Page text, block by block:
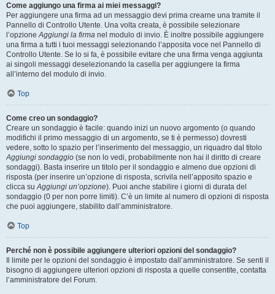
Come aggiungo una firma ai miei messaggi?
Per aggiungere una firma ad un messaggio devi prima crearne una tramite il
Pannello di Controllo Utente. Una volta creata, è possibile selezionare
l’opzione Aggiungi la firma nel modulo di invio. È inoltre possibile aggiungere
una firma a tutti i tuoi messaggi selezionando l’apposita voce nel Pannello di
Controllo Utente. Se lo si fa, è possibile evitare che una firma venga aggiunta
ai singoli messaggi deselezionando la casella per aggiungere la firma
all’interno del modulo di invio.
Top
Come creo un sondaggio?
Creare un sondaggio è facile: quando inizi un nuovo argomento (o quando
modifichi il primo messaggio di un argomento, se ti è permesso) dovresti
vedere, sotto lo spazio per l’inserimento del messaggio, un riquadro dal titolo
Aggiungi sondaggio (se non lo vedi, probabilmente non hai il diritto di creare
sondaggi). Basta inserire un titolo per il sondaggio e almeno due opzioni di
risposta (per inserire un’opzione di risposta, scrivila nell’apposito spazio e
clicca su Aggiungi un’opzione). Puoi anche stabilire i giorni di durata del
sondaggio (0 per non porre limiti). C’è un limite al numero di opzioni di risposta
che puoi aggiungere, stabilito dall’amministratore.
Top
Perché non è possibile aggiungere ulteriori opzioni del sondaggio?
Il limite per le opzioni del sondaggio è impostato dall’amministratore. Se senti il
bisogno di aggiungere ulteriori opzioni di risposta a quelle consentite, contatta
l’amministratore del Forum.